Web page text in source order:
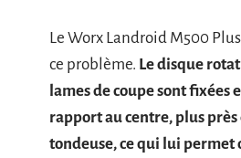
Le Worx Landroid M500
ce problème. Le disque
lames de coupe sont fixées
rapport au centre, plus près
tondeuse, ce qui lui permet